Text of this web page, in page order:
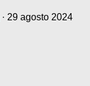
· 29 agosto 2024